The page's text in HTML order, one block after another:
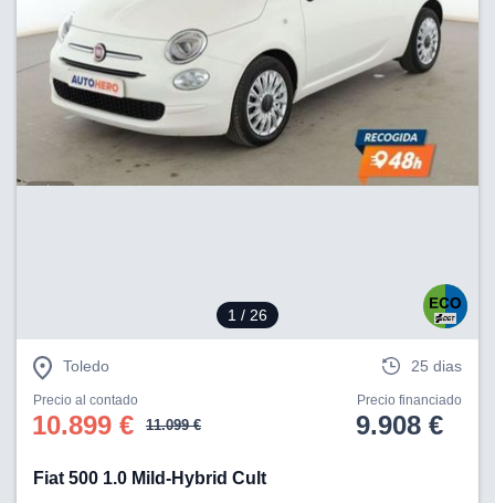
1 / 26
Toledo 25 dias
Precio al contado
10.899 € 11.099 €
Precio financiado
9.908 €
Fiat 500 1.0 Mild-Hybrid Cult